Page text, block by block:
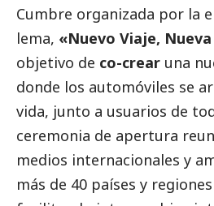
Cumbre organizada por la
lema, «Nuevo Viaje,
objetivo de co-crear una
donde los automóviles se
vida, junto a usuarios de
ceremonia de apertura
medios internacionales y
más de 40 países y